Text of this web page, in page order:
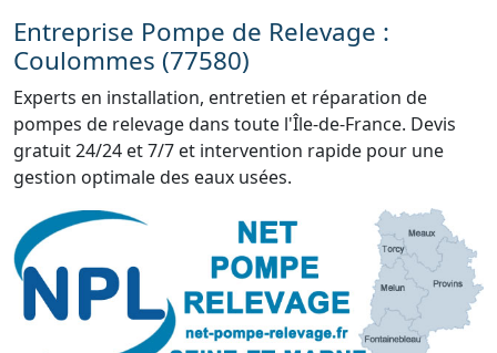
Entreprise Pompe de Relevage :
Coulommes (77580)
Experts en installation, entretien et réparation de
pompes de relevage dans toute l'Île-de-France. Devis
gratuit 24/24 et 7/7 et intervention rapide pour une
gestion optimale des eaux usées.